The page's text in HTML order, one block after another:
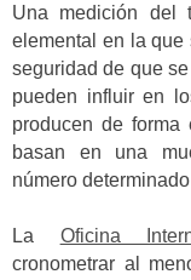
Una medición del
elemental en la que
seguridad de que
pueden influir en
producen de
basan en una
número
La Oficina
cronometrar al